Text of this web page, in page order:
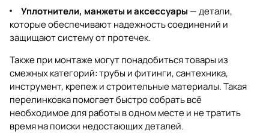
Уплотнители, манжеты и аксессуары — детали,
которые обеспечивают надежность соединений и
защищают систему от протечек.
Также при монтаже могут понадобиться товары из
смежных категорий:трубы и фитинги,сантехника,
инструмент, крепежистроительные материалы. Такая
перелинковка помогает быстро собрать всё
необходимое для работы в одном месте и не тратить
время на поиски недостающих деталей.